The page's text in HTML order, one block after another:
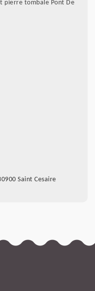
pierre tombale Pont De
Saint Cesaire